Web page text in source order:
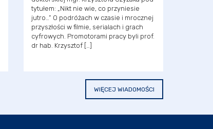
tytułem: „Nikt nie wie, co przyniesie
jutro…” O podróżach w czasie i mrocznej
przyszłości w filmie, serialach i grach
cyfrowych. Promotorami pracy byli prof.
dr hab. Krzysztof […]
WIĘCEJ WIADOMOŚCI